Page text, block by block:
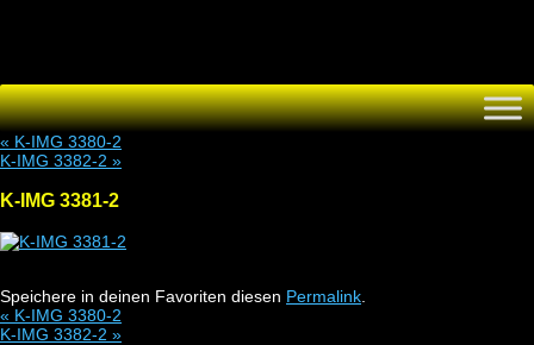
Zum
Inhalt
springen
« K-IMG 3380-2
K-IMG 3382-2 »
K-IMG 3381-2
Speichere in deinen Favoriten diesen Permalink
« K-IMG 3380-2
K-IMG 3382-2 »